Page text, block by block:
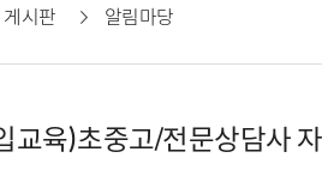
게시판 알림마당
교육)초중고/전문상담사